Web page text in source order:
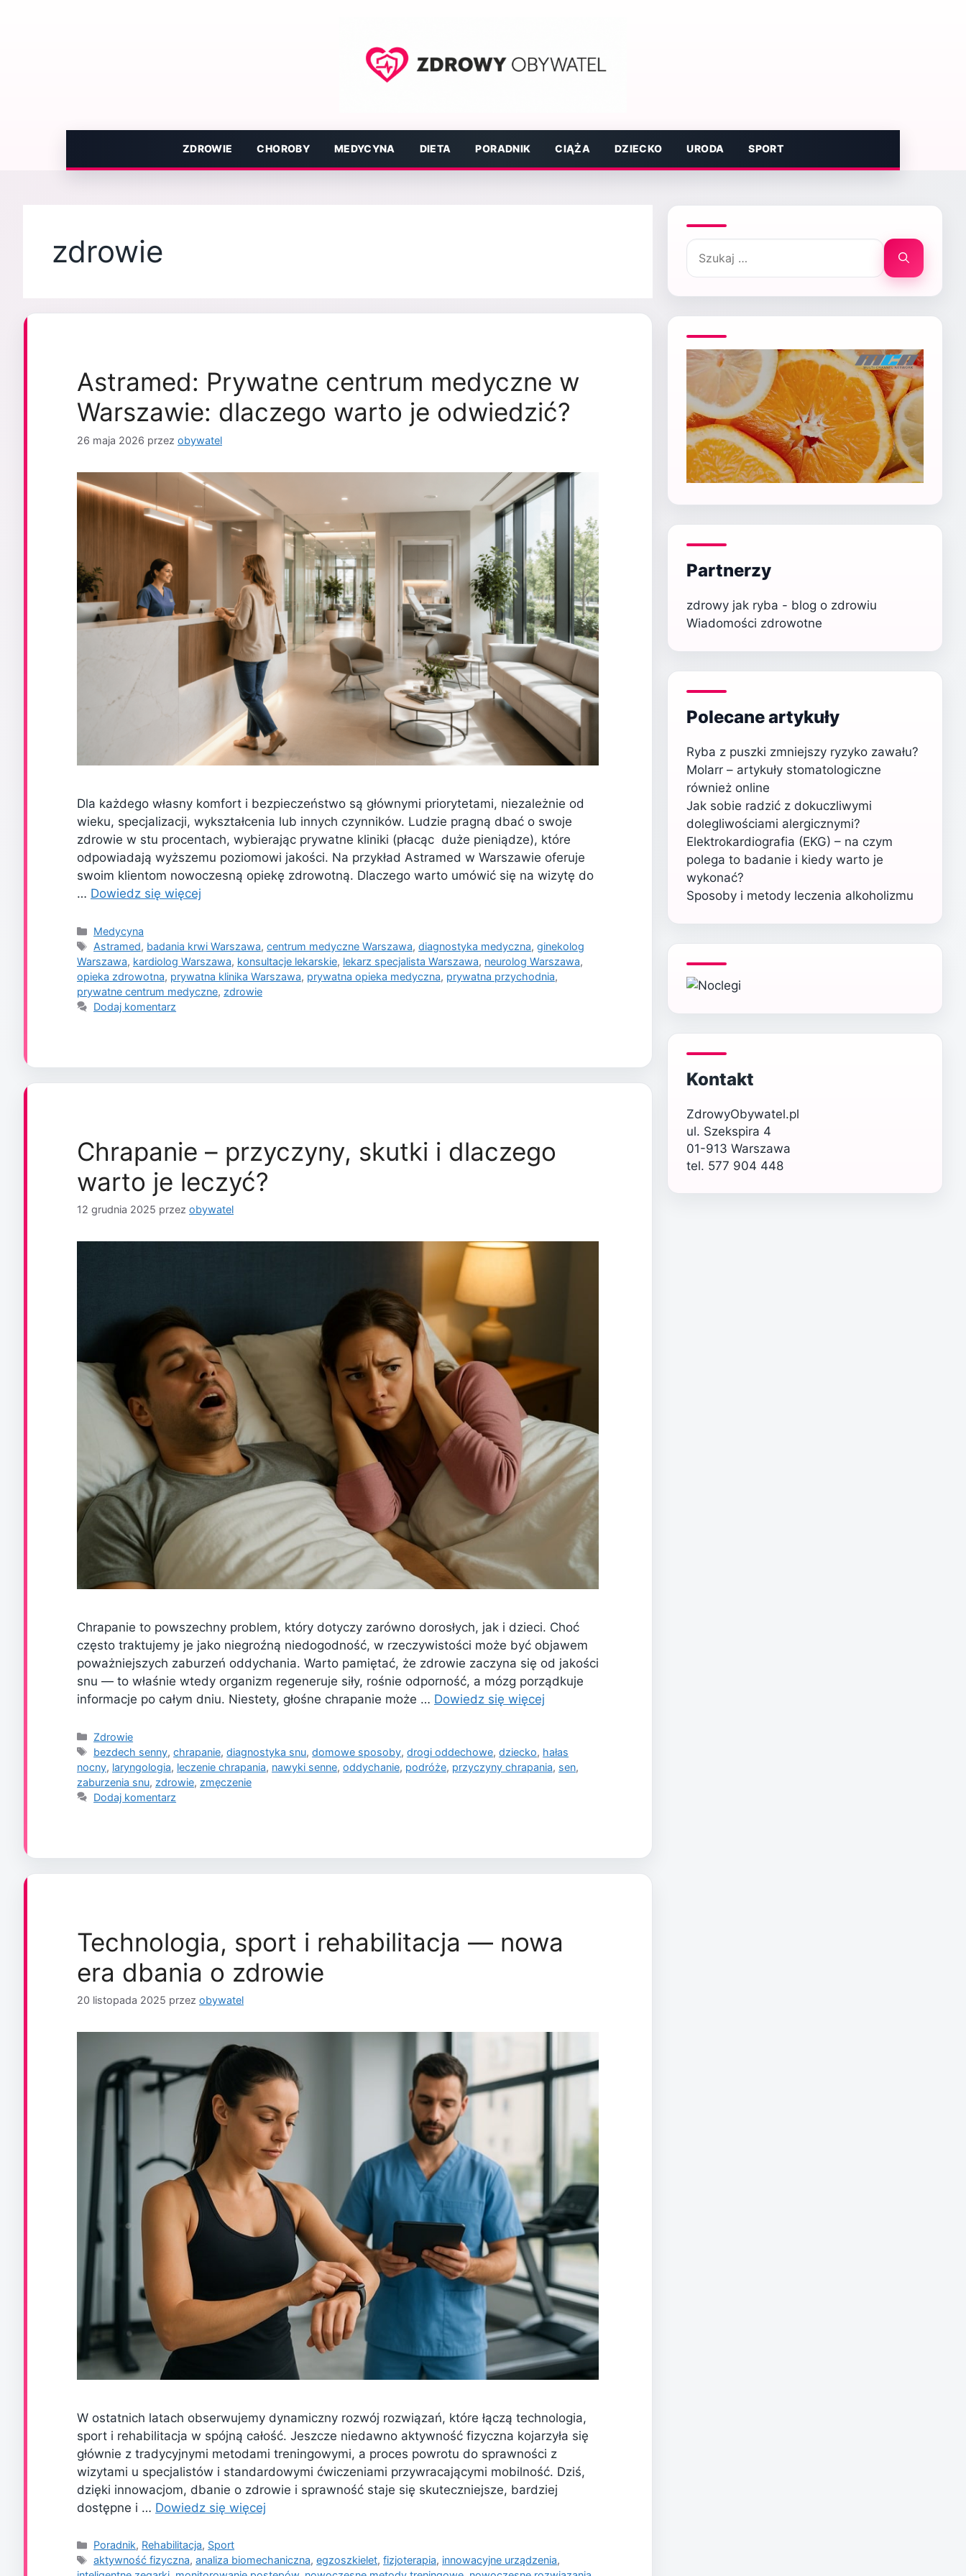
ZDROWIE CHOROBY MEDYCYNA DIETA PORADNIK CIĄŻA DZIECKO URODA SPORT
zdrowie
Astramed: Prywatne centrum medyczne w
Warszawie: dlaczego warto je odwiedzić?
26 maja 2026 przez obywatel
Dla każdego własny komfort i bezpieczeństwo są głównymi priorytetami, niezależnie od
wieku, specjalizacji, wykształcenia lub innych czynników. Ludzie pragną dbać o swoje
zdrowie w stu procentach, wybierając prywatne kliniki (płacąc duże pieniądze), które
odpowiadają wyższemu poziomowi jakości. Na przykład Astramed w Warszawie oferuje
swoim klientom nowoczesną opiekę zdrowotną. Dlaczego warto umówić się na wizytę do
… Dowiedz się więcej
Kategorie
Medycyna
Tagi
Astramed, badania krwi Warszawa,centrum medyczne Warszawa,diagnostyka medyczna,ginekolog
Warszawa, kardiolog Warszawa, konsultacje lekarskie, lekarz specjalista Warszawa, neurolog Warszawa,
opieka zdrowotna, prywatna klinika Warszawa, prywatna opieka medyczna, prywatna przychodnia,
prywatne centrum medyczne, zdrowie
Dodaj komentarz
Chrapanie – przyczyny, skutki i dlaczego
warto je leczyć?
12 grudnia 2025 przez obywatel
Chrapanie to powszechny problem, który dotyczy zarówno dorosłych, jak i dzieci. Choć
często traktujemy je jako niegroźną niedogodność, w rzeczywistości może być objawem
poważniejszych zaburzeń oddychania. Warto pamiętać, że zdrowie zaczyna się od jakości
snu — to właśnie wtedy organizm regeneruje siły, rośnie odporność, a mózg porządkuje
informacje po całym dniu. Niestety, głośne chrapanie może … Dowiedz się więcej
Kategorie
Zdrowie
Tagi
bezdech senny,chrapanie,diagnostyka snu,domowe sposoby,drogi oddechowe,dziecko, hałas
nocny, laryngologia, leczenie chrapania, nawyki senne, oddychanie, podróże, przyczyny chrapania, sen,
zaburzenia snu, zdrowie, zmęczenie
Dodaj komentarz
Technologia, sport i rehabilitacja — nowa
era dbania o zdrowie
20 listopada 2025 przez obywatel
W ostatnich latach obserwujemy dynamiczny rozwój rozwiązań, które łączą technologia,
sport i rehabilitacja w spójną całość. Jeszcze niedawno aktywność fizyczna kojarzyła się
głównie z tradycyjnymi metodami treningowymi, a proces powrotu do sprawności z
wizytami u specjalistów i standardowymi ćwiczeniami przywracającymi mobilność. Dziś,
dzięki innowacjom, dbanie o zdrowie i sprawność staje się skuteczniejsze, bardziej
dostępne i … Dowiedz się więcej
Kategorie
Poradnik, Rehabilitacja, Sport
Tagi
aktywność fizyczna,analiza biomechaniczna,egzoszkielet,fizjoterapia, innowacyjne urządzenia,
Szukaj:
Partnerzy
zdrowy jak ryba - blog o zdrowiu
Wiadomości zdrowotne
Polecane artykuły
Ryba z puszki zmniejszy ryzyko zawału?
Molarr – artykuły stomatologiczne
również online
Jak sobie radzić z dokuczliwymi
dolegliwościami alergicznymi?
Elektrokardiografia (EKG) – na czym
polega to badanie i kiedy warto je
wykonać?
Sposoby i metody leczenia alkoholizmu
Kontakt
ZdrowyObywatel.pl
ul. Szekspira 4
01-913 Warszawa
tel. 577 904 448